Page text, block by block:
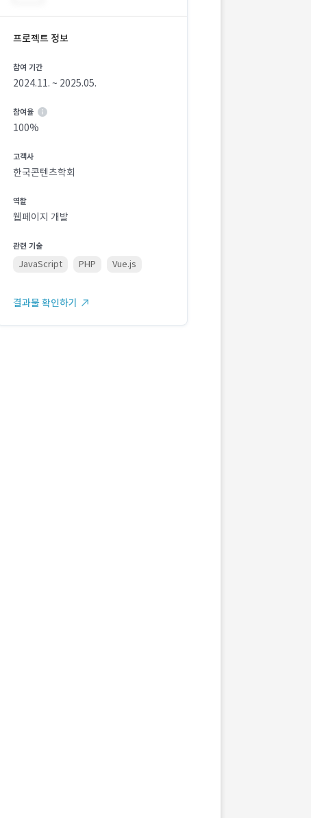
프로젝트 정보
참여 기간
2024.11. ~ 2025.05.
참여율
100%
고객사
한국콘텐츠학회
역할
웹페이지 개발
관련 기술
JavaScript PHP Vue.js
결과물 확인하기